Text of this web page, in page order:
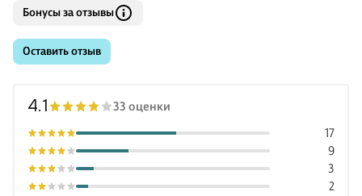
Бонусы за отзывы
Оставить отзыв
4.1 33 оценки
2
3
9
17